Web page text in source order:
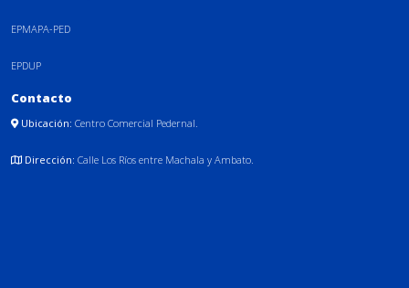
EPMAPA-PED
EPDUP
Contacto
Ubicación: Centro Comercial Pedernal.
Dirección: Calle Los Ríos entre Machala y Ambato.